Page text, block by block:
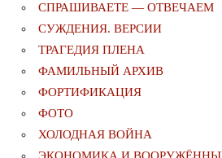
СПРАШИВАЕТЕ — ОТВЕЧАЕМ
СУЖДЕНИЯ. ВЕРСИИ
ТРАГЕДИЯ ПЛЕНА
ФАМИЛЬНЫЙ АРХИВ
ФОРТИФИКАЦИЯ
ФОТО
ХОЛОДНАЯ ВОЙНА